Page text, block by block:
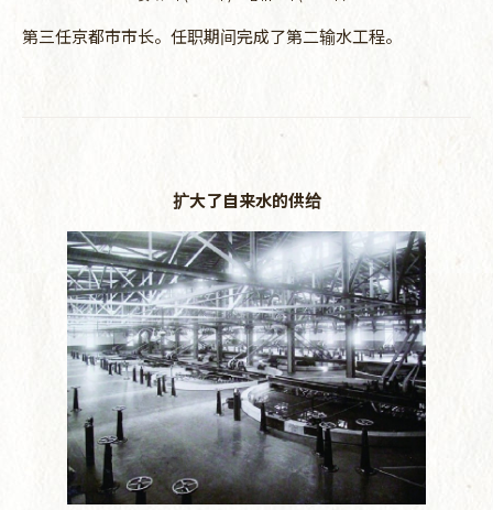
第三任京都市市长。任职期间完成了第二输水工程。
扩大了自来水的供给